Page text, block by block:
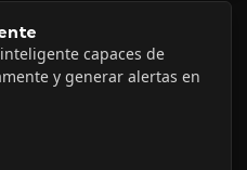
capaces de
y generar alertas en